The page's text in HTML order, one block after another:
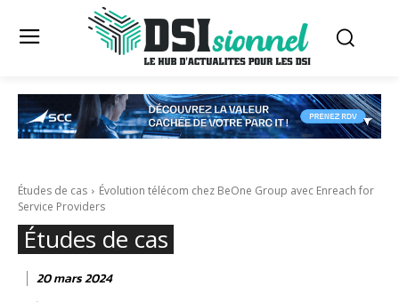
Études de cas
Évolution télécom chez BeOne Group avec Enreach for
Service Providers
Études de cas
20 mars 2024